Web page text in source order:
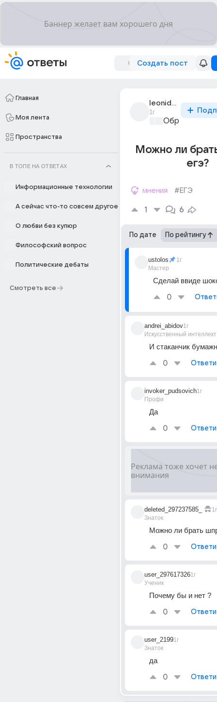
Создать пост
Главная
Моя лента
Пространства
В ТОПЕ НА ОТВЕТАХ
Информационные технологии
А сейчас что-то совсем другое
О любви без купюр
Философский вопрос
Политические дебаты
Смотреть все
leonid_kogan_61
1г
Можно ли
егэ?
мнения #ЕГЭ
1 6
По дате По рейтингу
ustolos
Мастер
1г
Сделай ввиде
0
andrei_abidov
Искусственный интеллект
1г
И стаканчик
0
invoker_pudsovich
Профи
1г
Да
0
deleted_297237585_
Знаток
1г
Можно ли брать
0
user_297617326
Ученик
1г
Почему бы и нет ?
0
user_2199
Знаток
1г
да
0